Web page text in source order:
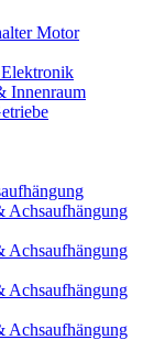
Motor
Innenraum
Achsaufhängung
Achsaufhängung
Achsaufhängung
Achsaufhängung